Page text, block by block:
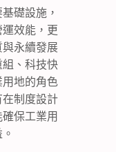
礎設施，
效能，更
永續發展
、科技快
地的角色
制度設計
保工業用